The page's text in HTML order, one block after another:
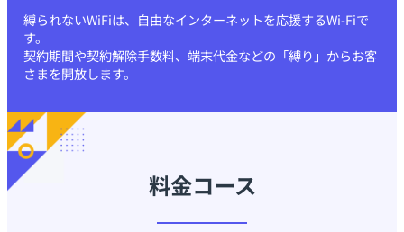
縛られないWiFiは、自由なインターネットを応援するWi-Fiで
す。
契約期間や契約解除手数料、端末代金などの「縛り」からお客
さまを開放します。
料金コース